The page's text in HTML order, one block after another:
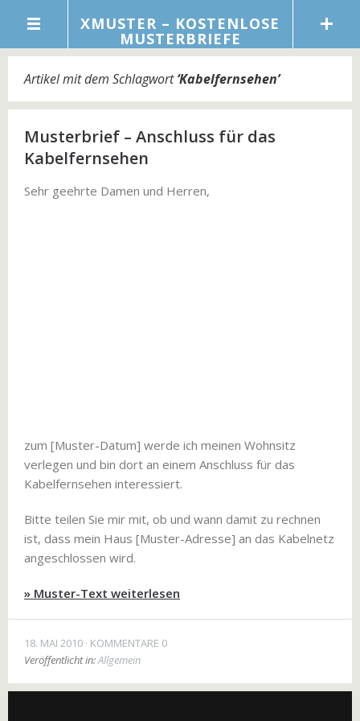
XMUSTER – KOSTENLOSE
MUSTERBRIEFE
Artikel mit dem Schlagwort‘Kabelfernsehen’
Musterbrief – Anschluss für das
Kabelfernsehen
Sehr geehrte Damen und Herren,
zum [Muster-Datum] werde ich meinen Wohnsitz
verlegen und bin dort an einem Anschluss für das
Kabelfernsehen interessiert.
Bitte teilen Sie mir mit, ob und wann damit zu rechnen
ist, dass mein Haus [Muster-Adresse] an das Kabelnetz
angeschlossen wird.
» Muster-Text weiterlesen
18. MAI 2010 KOMMENTARE 0
Veröffentlicht in:Allgemein